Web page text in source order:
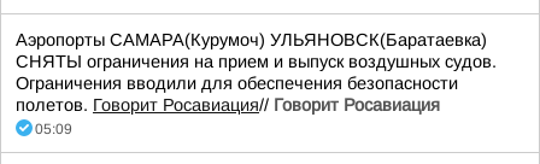
Аэропорты САМАРА(Курумоч) УЛЬЯНОВСК(Баратаевка)
СНЯТЫ ограничения на прием и выпуск воздушных судов.
Ограничения вводили для обеспечения безопасности
полетов. Говорит Росавиация// Говорит Росавиация
05:09